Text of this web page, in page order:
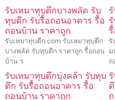
รับเหมาทุบตึกบางพลัด รับ
ทุบตึก รับรื้อถอนอาคาร รื้อ
ถอนบ้าน ราคาถูก
รับเหมาทุบตึก.com รับเหมาทุบตึก
บางพลัด รับทุบตึก ราคาถูก รื้อถอน
บ้าน ร
รั
ม
ถ
รับเหมาทุบตึกบุ่งคล้า รับทุบ
ตึก รับรื้อถอนอาคาร รื้อ
ถอนบ้าน ราคาถูก